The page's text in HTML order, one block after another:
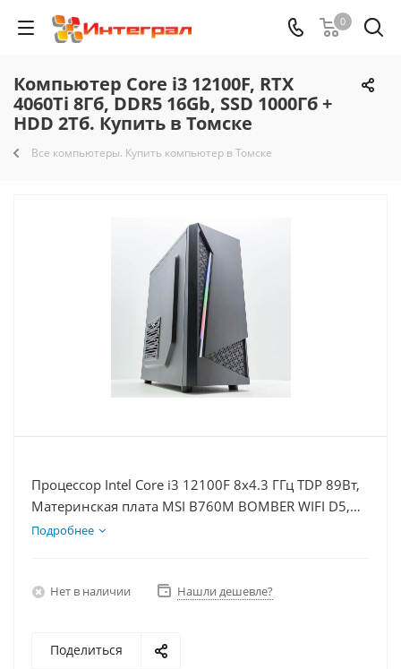
0
Компьютер Core i3 12100F, RTX
4060Ti 8Гб, DDR5 16Gb, SSD 1000Гб +
HDD 2Тб. Купить в Томске
Все компьютеры. Купить компьютер в Томске
Процессор Intel Core i3 12100F 8x4.3 ГГц TDP 89Вт,
Материнская плата MSI B760M BOMBER WIFI D5,
Видеокарта RTX 4060Ti 8Гб, Память DDR5 16Gb,
Подробнее
Нет в наличии Нашли дешевле?
Поделиться